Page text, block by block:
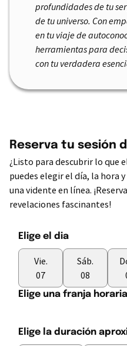
profundidades de tu
de tu universo. Con
en tu viaje de
herramientas para
con tu verdadera
Reserva tu sesión
¿Listo para descubrir lo que
puedes elegir el día, la hora
una vidente en línea.
revelaciones fascinantes!
Elige el dia
Vie.
07
Sáb.
08
Elige una franja horaria
Elige la duración